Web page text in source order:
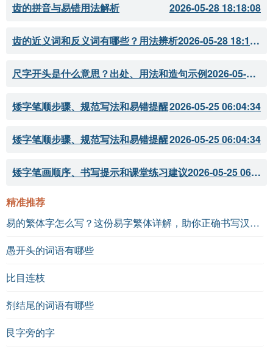
齿的拼音与易错用法解析
2026-05-28 18:18:08
齿的近义词和反义词有哪些？用法辨析 2026-05-28 18:18:07
尺字开头是什么意思？出处、用法和造句示例 2026-05-28 18:18:05
矮字笔顺步骤、规范写法和易错提醒2026-05-25 06:04:34
矮字笔顺步骤、规范写法和易错提醒2026-05-25 06:04:34
矮字笔画顺序、书写提示和课堂练习建议 2026-05-25 06:04:33
精准推荐
易的繁体字怎么写？这份易字繁体详解，助你正确书写汉字_汉字繁体学习
愚开头的词语有哪些
比目连枝
剂结尾的词语有哪些
艮字旁的字